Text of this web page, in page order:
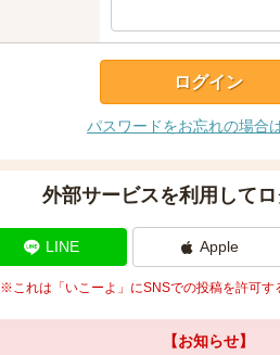
パスワードをお忘れの場合
外部サービスを利用して
LINE Apple
※これは「いこーよ」にSNSでの投稿を許可す
【お知らせ】